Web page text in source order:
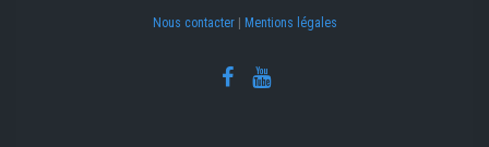
Nous contacter| Mentions légales